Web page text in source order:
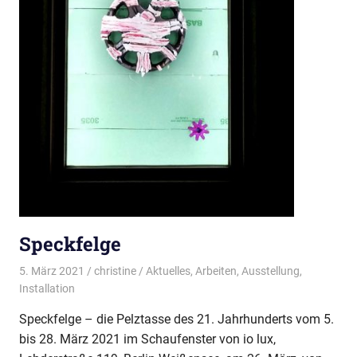
Speckfelge
5. März 2021 christine Aktuelles, Arbeiten, Ausstellung,
Installation
Speckfelge – die Pelztasse des 21. Jahrhunderts vom 5.
bis 28. März 2021 im Schaufenster von io lux,